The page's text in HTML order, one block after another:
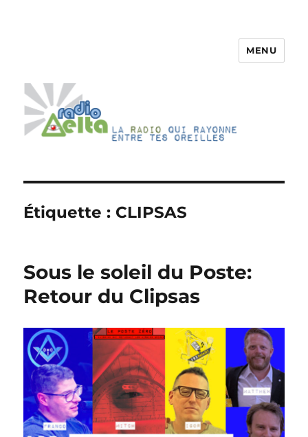
MENU
Étiquette : CLIPSAS
Sous le soleil du Poste:
Retour du Clipsas